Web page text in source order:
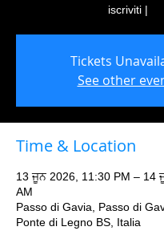
iscriviti |
Tickets
See other
Time & Location
13 ਜੂਨ 2026, 11:30 PM – 14
AM
Passo di Gavia, Passo di
Ponte di Legno BS, Italia